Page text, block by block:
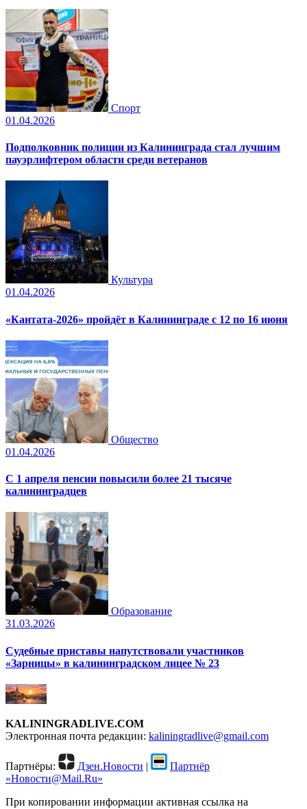
Спорт
01.04.2026
Подполковник полиции из Калининграда стал лучшим
пауэрлифтером области среди ветеранов
Культура
01.04.2026
«Кантата-2026» пройдёт в Калининграде с 12 по 16 июня
Общество
01.04.2026
С 1 апреля пенсии повысили более 21 тысяче
калининградцев
Образование
31.03.2026
Судебные приставы напутствовали участников
«Зарницы» в калининградском лицее № 23
KALININGRADLIVE.COM
Электронная почта редакции: kaliningradlive@gmail.com
Партнёры: Дзен.Новости |
Партнёр
«Новости@Mail.Ru»
При копировании информации активная ссылка на